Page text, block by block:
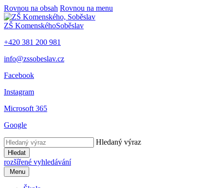
Rovnou na obsah Rovnou na menu
ZŠ KomenskéhoSoběslav
+420 381 200 981
info@zssobeslav.cz
Facebook
Instagram
Microsoft 365
Google
Hledaný výraz
Hledat
rozšířené vyhledávání
Menu